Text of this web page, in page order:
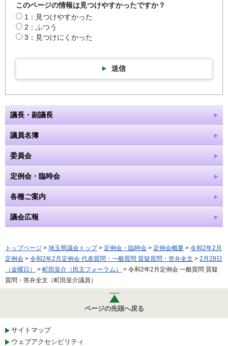
このページの情報は見つけやすかったですか？
1：見つけやすかった
2：ふつう
3：見つけにくかった
送信
議長・副議長
議員名簿
委員会
定例会・臨時会
各種ご案内
議会広報
トップページ > 埼玉県議会トップ> 定例会・臨時会 > 定例会概要 > 令和2年2月
定例会 > 令和2年2月定例会 代表質問・一般質問 質疑質問・答弁全文 > 2月28日
（金曜日）
> 町田皇介（民主フォーラム）
> 令和2年2月定例会 一般質問 質疑
質問・答弁全文（町田皇介議員）
ページの先頭へ戻る
サイトマップ
ウェブアクセシビリティ